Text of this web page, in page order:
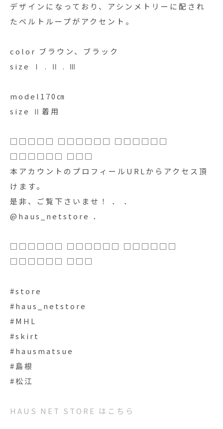
デザインになっており、アシンメトリーに配され
たベルトループがアクセント。
color ブラウン、ブラック
size Ⅰ . Ⅱ . Ⅲ
model170㎝
size Ⅱ着用
□□□□□ □□□□□□ □□□□□□
□□□□□□ □□□
本アカウントのプロフィールURLからアクセス頂
けます。
是非、ご覧下さいませ！ ． ．
@haus_netstore ．
□□□□□□ □□□□□□ □□□□□□
□□□□□□ □□□
#store
#haus_netstore
#MHL
#skirt
#hausmatsue
#島根
#松江
HAUS NET STORE はこちら